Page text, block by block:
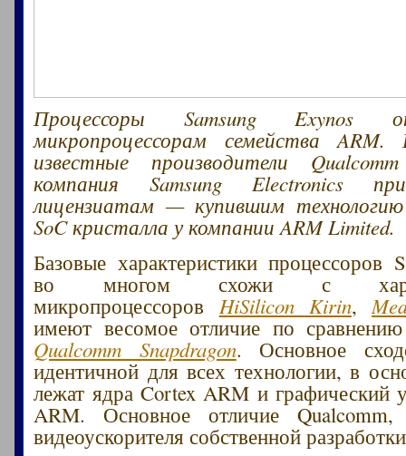
Процессоры Samsung Exynos
микропроцессорам семейства
известные производители
компания Samsung Electronics
лицензиатам — купившим технологию
SoC кристалла у компании ARM Limited.
Базовые характеристики процессоров
во многом схожи с
микропроцессоров HiSilicon Kirin,
имеют весомое отличие по
Qualcomm Snapdragon. Основное
идентичной для всех технологии, в
лежат ядра Cortex ARM и графический
ARM. Основное отличие Qualcomm,
видеоускорителя собственной